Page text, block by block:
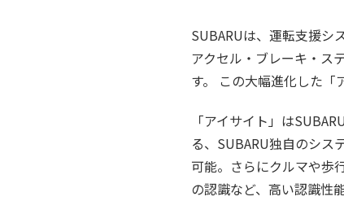
SUBARUは、運転支援シ
アクセル・ブレーキ・ス
す。 この大幅進化した「
「アイサイト」は
る、SUBARU独自のシス
可能。さらにクルマや歩
の認識など、高い認識性